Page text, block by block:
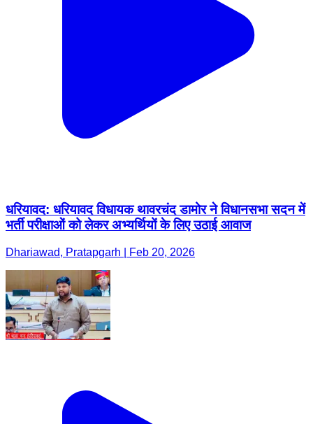
धरियावद: धरियावद विधायक थावरचंद डामोर ने विधानसभा सदन में
भर्ती परीक्षाओं को लेकर अभ्यर्थियों के लिए उठाई आवाज
Dhariawad, Pratapgarh | Feb 20, 2026